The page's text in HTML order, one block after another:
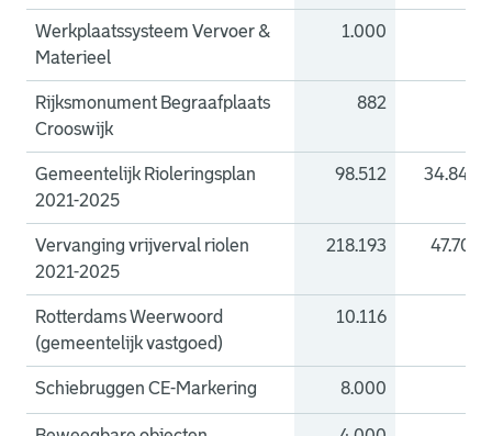
Werkplaatssysteem Vervoer &
Materieel
1.000
Rijksmonument Begraafplaats
Crooswijk
882
Gemeentelijk Rioleringsplan
2021-2025
98.512 34.840
Vervanging vrijverval riolen
2021-2025
218.193 47.707
Rotterdams Weerwoord
(gemeentelijk vastgoed)
10.116
Schiebruggen CE-Markering 8.000